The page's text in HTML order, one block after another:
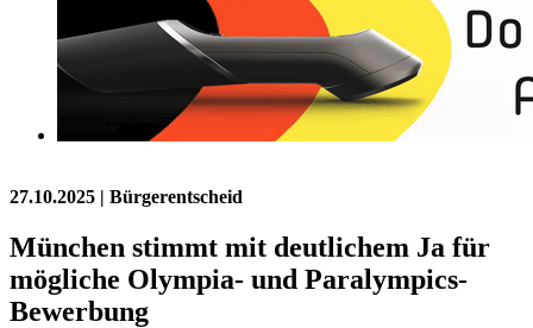
27.10.2025 | Bürgerentscheid
München stimmt mit deutlichem Ja für
mögliche Olympia- und Paralympics-
Bewerbung